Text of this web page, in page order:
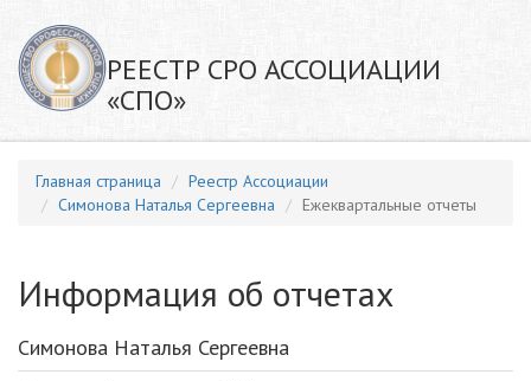
РЕЕСТР СРО АССОЦИАЦИИ
«СПО»
Главная страница
Реестр Ассоциации
Симонова Наталья Сергеевна
Ежеквартальные отчеты
Информация об отчетах
Симонова Наталья Сергеевна